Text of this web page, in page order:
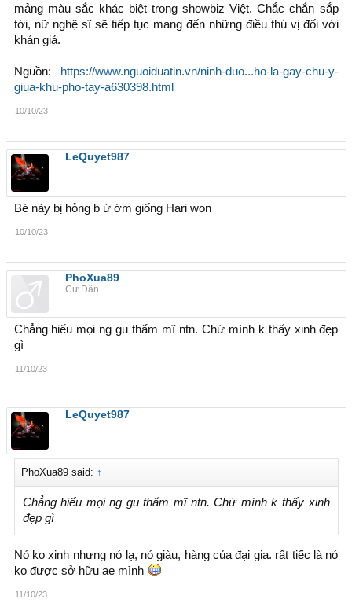
mảng màu sắc khác biệt trong showbiz Việt. Chắc chắn sắp
tới, nữ nghệ sĩ sẽ tiếp tục mang đến những điều thú vị đối với
khán giả.
Nguồn:
https://www.nguoiduatin.vn/ninh-duo...ho-la-gay-chu-y-
giua-khu-pho-tay-a630398.html
10/10/23
LeQuyet987
Bé này bị hỏng b ứ ớm giống Hari won
10/10/23
PhoXua89
Cư Dân
Chẳng hiểu mọi ng gu thẩm mĩ ntn. Chứ mình k thấy xinh đẹp
gì
11/10/23
LeQuyet987
PhoXua89 said: ↑
Chẳng hiểu mọi ng gu thẩm mĩ ntn. Chứ mình k thấy xinh
đẹp gì
Nó ko xinh nhưng nó lạ, nó giàu, hàng của đại gia. rất tiếc là nó
ko được sở hữu ae mình
11/10/23